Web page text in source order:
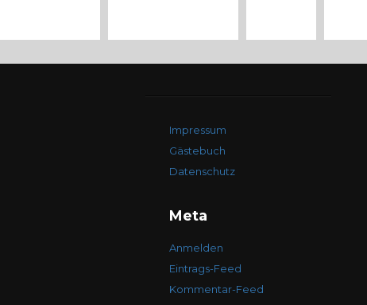
Impressum
Gästebuch
Datenschutz
Meta
Anmelden
Eintrags-Feed
Kommentar-Feed